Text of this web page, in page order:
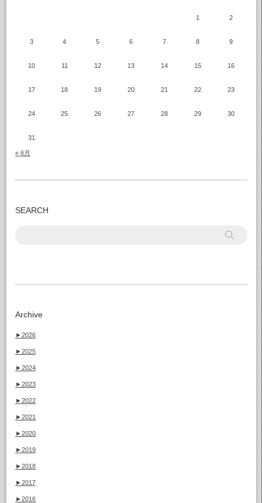
1 2
3 4 5 6 7 8 9
10 11 12 13 14 15 16
17 18 19 20 21 22 23
24 25 26 27 28 29 30
31
« 6月
SEARCH
Archive
►2026
►2025
►2024
►2023
►2022
►2021
►2020
►2019
►2018
►2017
►2016